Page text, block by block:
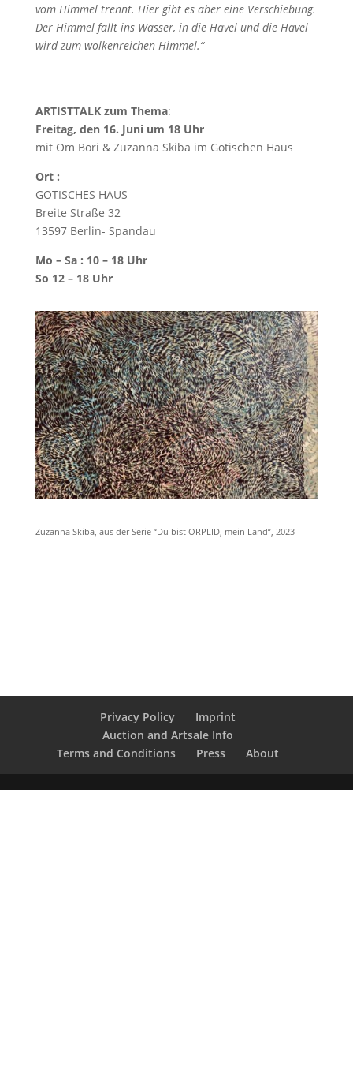
vom Himmel trennt. Hier gibt es aber eine Verschiebung.
Der Himmel fällt ins Wasser, in die Havel und die Havel
wird zum wolkenreichen Himmel.“
ARTISTTALK zum Thema:
Freitag, den 16. Juni um 18 Uhr
mit Om Bori & Zuzanna Skiba im Gotischen Haus
Ort :
GOTISCHES HAUS
Breite Straße 32
13597 Berlin- Spandau
Mo – Sa : 10 – 18 Uhr
So 12 – 18 Uhr
Zuzanna Skiba, aus der Serie “Du bist ORPLID, mein Land”, 2023
Privacy Policy
Imprint
Auction and Artsale Info
Terms and Conditions
Press About